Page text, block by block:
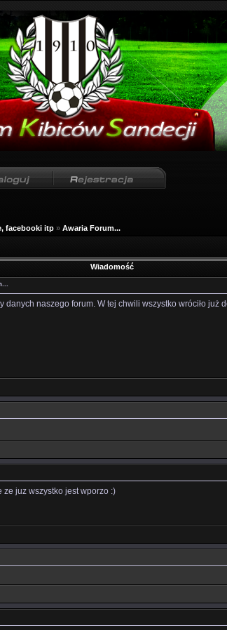
facebooki itp » Awaria Forum...
Wiadomość
danych naszego forum. W tej chwili wszystko wróciło już
ze juz wszystko jest wporzo :)